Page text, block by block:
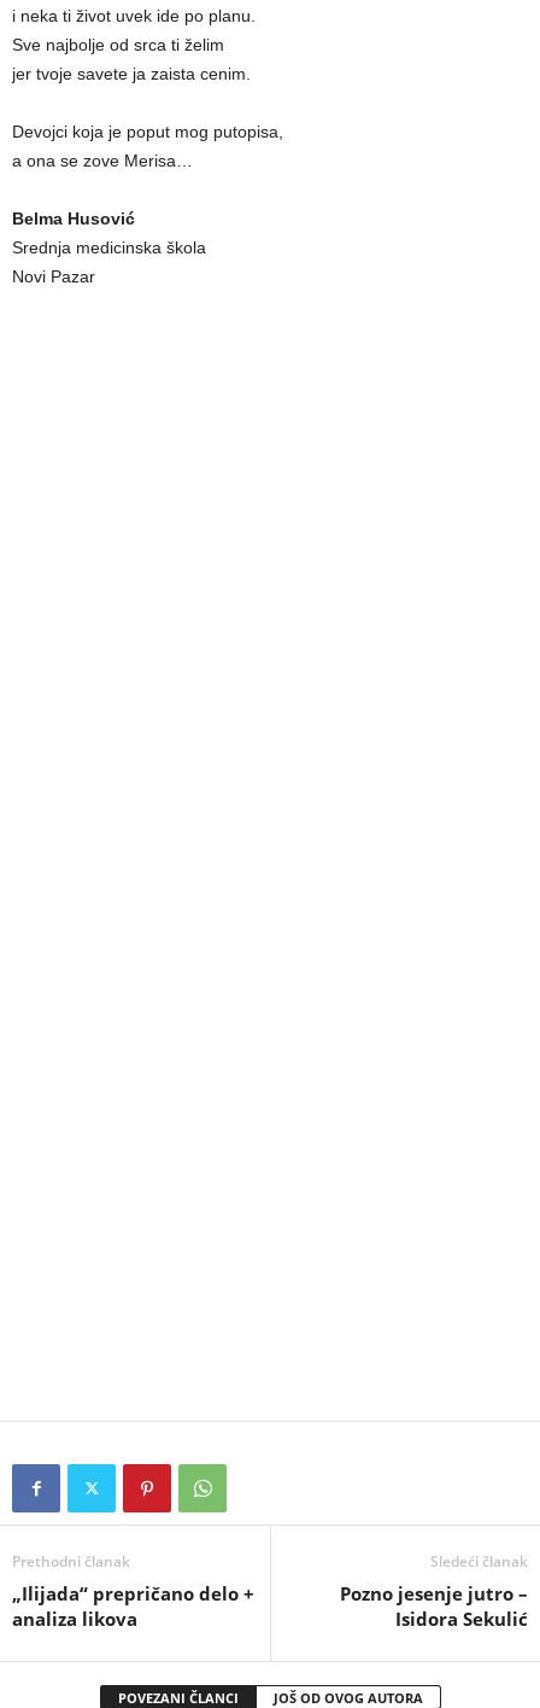
i neka ti život uvek ide po planu.
Sve najbolje od srca ti želim
jer tvoje savete ja zaista cenim.
Devojci koja je poput mog putopisa,
a ona se zove Merisa…
Belma Husović
Srednja medicinska škola
Novi Pazar
Prethodni članak
„Ilijada“ prepričano delo +
analiza likova
Sledeći članak
Pozno jesenje jutro –
Isidora Sekulić
POVEZANI ČLANCI JOŠ OD OVOG AUTORA